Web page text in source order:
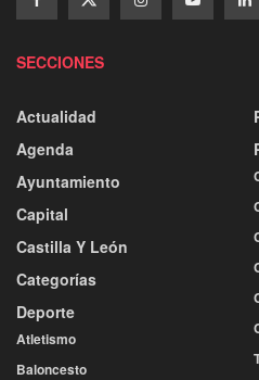
SECCIONES
Actualidad
Agenda
Ayuntamiento
Capital
Castilla Y León
Categorías
Deporte
Atletismo
Baloncesto